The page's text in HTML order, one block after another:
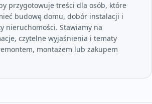
przygotowuje treści dla osób, które
budowę domu, dobór instalacji i
nieruchomości. Stawiamy na
czytelne wyjaśnienia i tematy
montażem lub zakupem